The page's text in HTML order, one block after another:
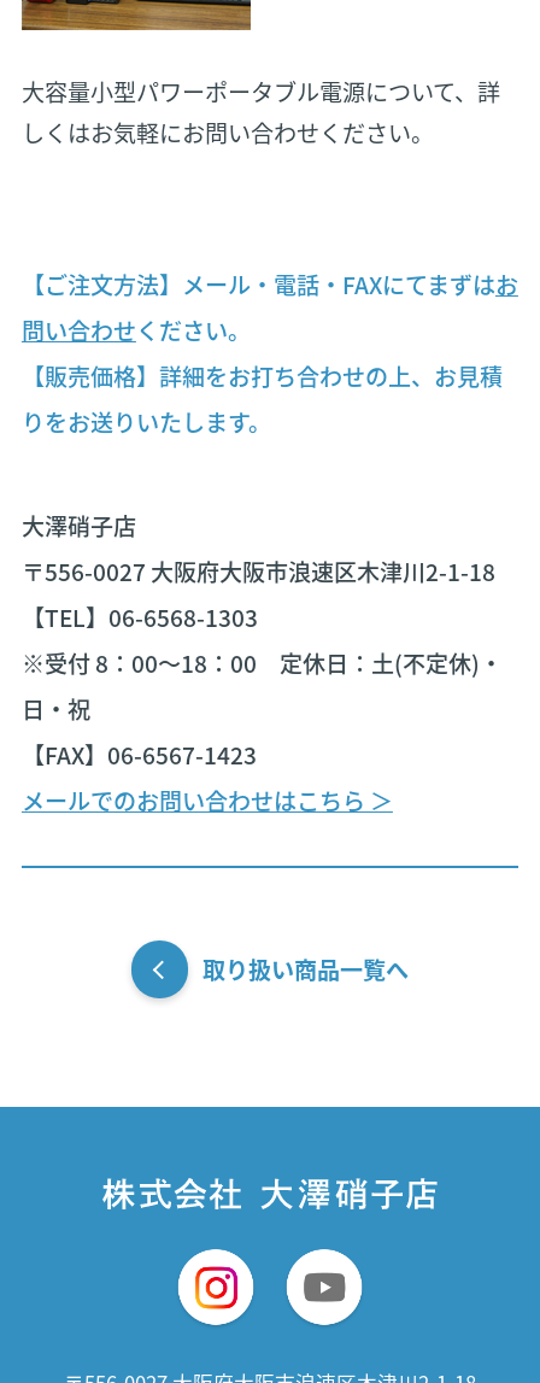
大容量小型パワーポータブル電源について、詳
しくはお気軽にお問い合わせください。
【ご注文方法】メール・電話・FAXにてまずはお
問い合わせください。
【販売価格】詳細をお打ち合わせの上、お見積
りをお送りいたします。
大澤硝子店
〒556-0027 大阪府大阪市浪速区木津川2-1-18
【TEL】06-6568-1303
※受付 8：00〜18：00 定休日：土(不定休)・
日・祝
【FAX】06-6567-1423
メールでのお問い合わせはこちら ＞
取り扱い商品一覧へ